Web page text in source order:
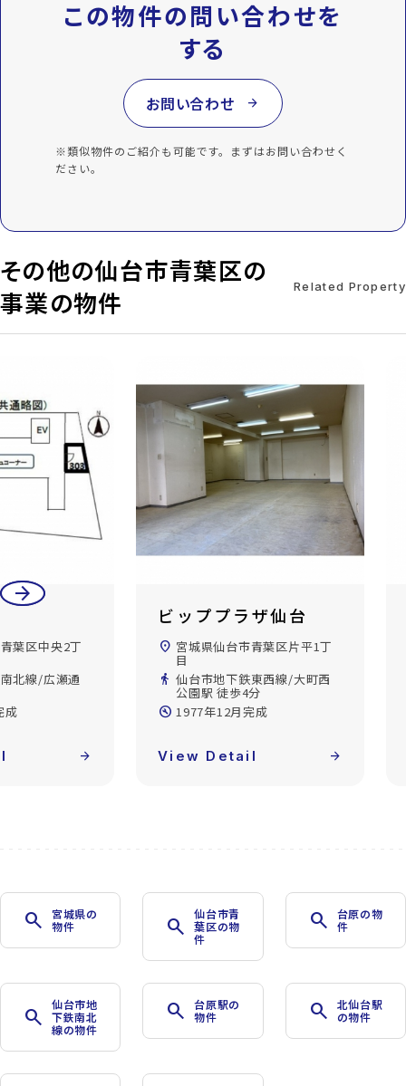
この物件の問い合わせを
する
お問い合わせ arrow_forward
※類似物件のご紹介も可能です。まずはお問い合わせく
ださい。
その他の仙台市青葉区の
事業の物件
Related Property
arrow_back
arrow_forward
葉区中央2丁
北線/広瀬通
成
arrow_forward
ビッププラザ仙台
location_on 宮城県仙台市青葉区片平1丁
目
directions_walk 仙台市地下鉄東西線/大町西
公園駅 徒歩4分
build_circle 1977年12月完成
View Detail arrow_forward
search
宮城県の
物件
search
仙台市青
葉区の物
件
search
台原の物
件
search
仙台市地
下鉄南北
線の物件
search
台原駅の
物件
search
北仙台駅
の物件